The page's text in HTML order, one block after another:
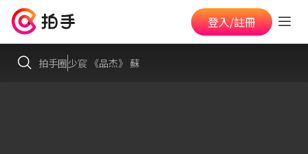
登入/註冊
拍手圈少䆣 《品杰》 蘇